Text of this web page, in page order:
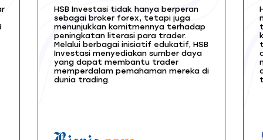
HSB Investasi tidak hanya berperan
sebagai broker forex, tetapi juga
menunjukkan komitmennya terhadap
peningkatan literasi para trader.
Melalui berbagai inisiatif edukatif, HSB
Investasi menyediakan sumber daya
yang dapat membantu trader
memperdalam pemahaman mereka di
dunia trading.